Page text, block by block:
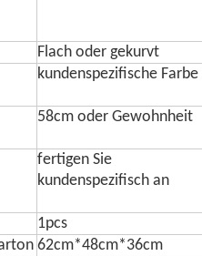
Flach oder gekurvt
kundenspezifische Farbe
58cm oder Gewohnheit
fertigen Sie
kundenspezifisch an
1pcs
62cm*48cm*36cm